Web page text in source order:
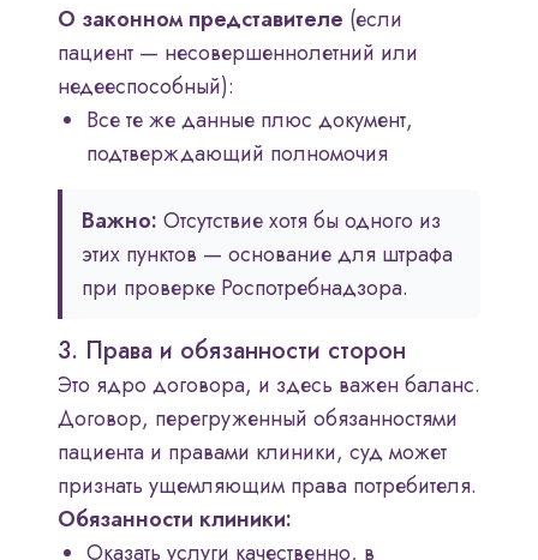
О законном представителе (если
пациент — несовершеннолетний или
недееспособный):
Все те же данные плюс документ,
подтверждающий полномочия
Важно: Отсутствие хотя бы одного из
этих пунктов — основание для штрафа
при проверке Роспотребнадзора.
3. Права и обязанности сторон
Это ядро договора, и здесь важен баланс.
Договор, перегруженный обязанностями
пациента и правами клиники, суд может
признать ущемляющим права потребителя.
Обязанности клиники:
Оказать услуги качественно, в